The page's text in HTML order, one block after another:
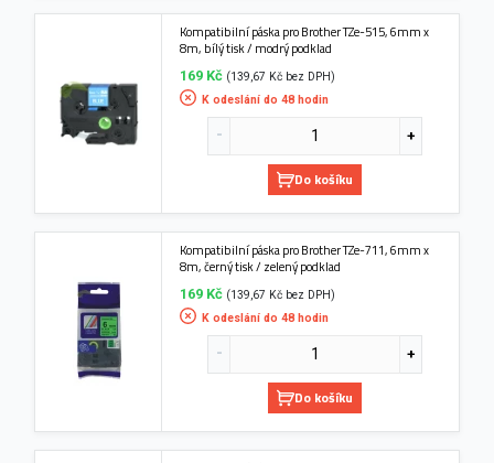
Kompatibilní páska pro Brother TZe-515, 6mm x
8m, bílý tisk / modrý podklad
169 Kč (139,67 Kč bez DPH)
K odeslání do 48 hodin
Do košíku
Kompatibilní páska pro Brother TZe-711, 6mm x
8m, černý tisk / zelený podklad
169 Kč (139,67 Kč bez DPH)
K odeslání do 48 hodin
Do košíku